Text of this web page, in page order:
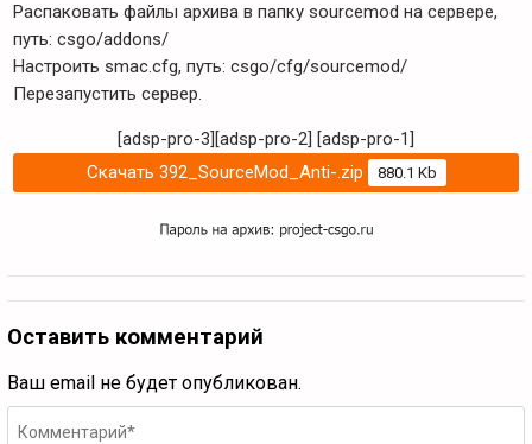
Распаковать файлы архива в папку sourcemod на сервере,
путь: csgo/addons/
Настроить smac.cfg, путь: csgo/cfg/sourcemod/
Перезапустить сервер.
[adsp-pro-3][adsp-pro-2] [adsp-pro-1]
Скачать 392_SourceMod_Anti-.zip
880.1 Kb
Оставить комментарий
Ваш email не будет опубликован.